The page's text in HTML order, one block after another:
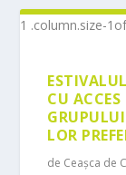
CU
LOR
de Ceașca de